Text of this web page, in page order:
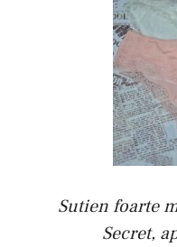
Sutien foarte
Secret,